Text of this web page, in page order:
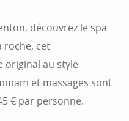
découvrez le spa
roche, cet
original au style
et massages sont
€ par personne.